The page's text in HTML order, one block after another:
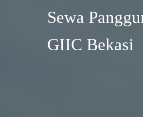
Sewa
GIIC Bekasi